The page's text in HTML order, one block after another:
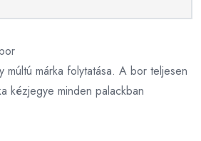
múltú márka folytatása. A bor teljesen
kézjegye minden palackban